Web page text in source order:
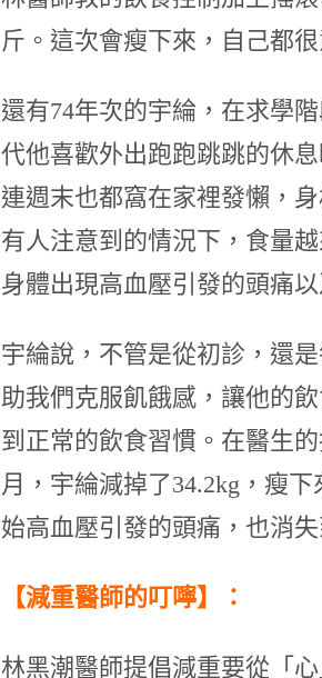
斤。這次會瘦下來，自己都
還有74年次的宇綸，在求學
代他喜歡外出跑跑跳跳的休
連週末也都窩在家裡發懶，
有人注意到的情況下，食量
身體出現高血壓引發的頭痛
宇綸說，不管是從初診，還
助我們克服飢餓感，讓他的
到正常的飲食習慣。在醫生
月，宇綸減掉了34.2kg，瘦
始高血壓引發的頭痛，也消失
【減重醫師的叮嚀】：
林黑潮醫師提倡減重要從「